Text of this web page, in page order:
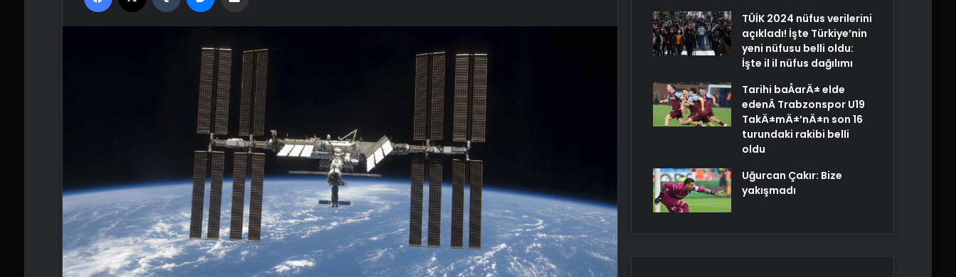
TÜİK 2024 nüfus verilerini
açıkladı! İşte Türkiye’nin
yeni nüfusu belli oldu:
İşte il il nüfus dağılımı
Tarihi baÅarÄ± elde
edenÂ Trabzonspor U19
TakÄ±mÄ±’nÄ±n son 16
turundaki rakibi belli
oldu
Uğurcan Çakır: Bize
yakışmadı